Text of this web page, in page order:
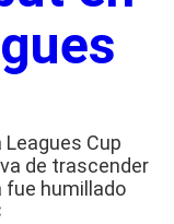
Leagues Cup
de trascender
fue humillado